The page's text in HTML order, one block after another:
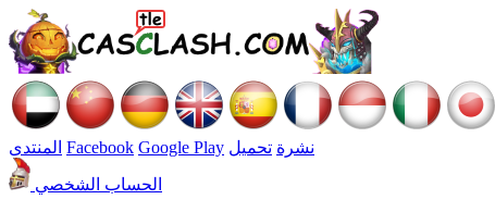
المنتدى Facebook Google Play نشرة تحميل
الحساب الشخصي